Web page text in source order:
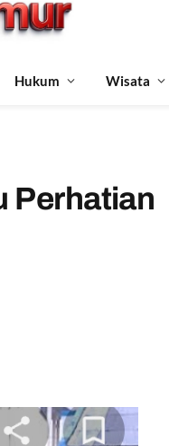
Hukum Wisata
Perhatian